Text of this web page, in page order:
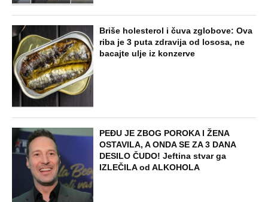
ZBOG CECE! Počela hajka na Jakova - U
sve upleli fantomsku firmu, Bregu i Čolu
- Otkrivamo mrežu laži
ZABAVA
"Maro, volim te kao Boga, ali kad se
setim da si Srpkinja, zadavio bih te"
skončao
STARS
POSLE DRAME NA KOŠEVU NOVA BURA
OKO DINE MERLINA! Pokrenuta peticija
za zabranu koncerta u Kraljevu